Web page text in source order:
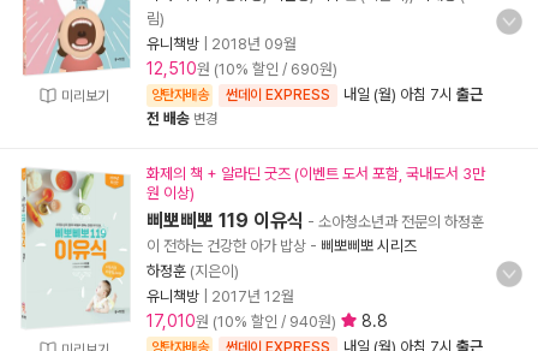
미리보기
림)
유니책방
2018년 09월
12,510원 (10% 할인 / 690원)
양탄자배송 썬데이 EXPRESS 내일 (월) 아침 7시 출근
전 배송 변경
화제의 책 + 알라딘 굿즈 (이벤트 도서 포함, 국내도서 3만
원 이상)
삐뽀삐뽀 119 이유식 - 소아청소년과 전문의 하정훈
이 전하는 건강한 아가 밥상 - 삐뽀삐뽀 시리즈
하정훈 (지은이)
유니책방
2017년 12월
17,010원 (10% 할인 / 940원) 8.8
양탄자배송 썬데이 EXPRESS 내일 (월) 아침 7시 출근